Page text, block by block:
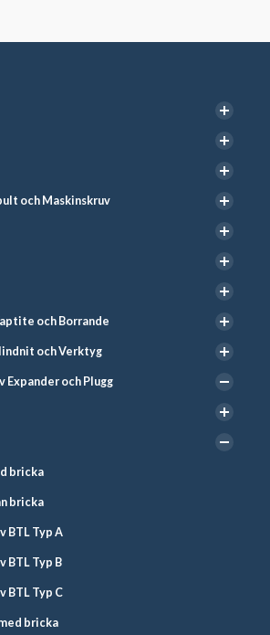
och Maskinskruv
och Borrande
och Verktyg
Expander och Plugg
bricka
bricka
BTL Typ A
BTL Typ B
BTL Typ C
bricka